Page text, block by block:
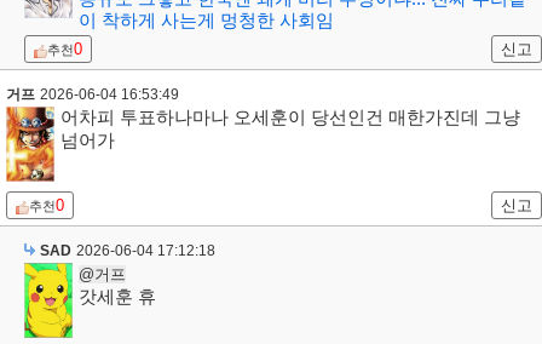
이 착하게 사는게 멍청한 사회임
추천0 신고
거프 2026-06-04 16:53:49
어차피 투표하나마나 오세훈이 당선인건 매한가진데 그냥
넘어가
추천0 신고
SAD 2026-06-04 17:12:18
@거프
갓세훈 휴